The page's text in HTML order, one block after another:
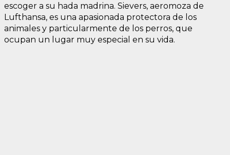
escoger a su hada madrina. Sievers, aeromoza de
Lufthansa, es una apasionada protectora de los
animales y particularmente de los perros, que
ocupan un lugar muy especial en su vida.